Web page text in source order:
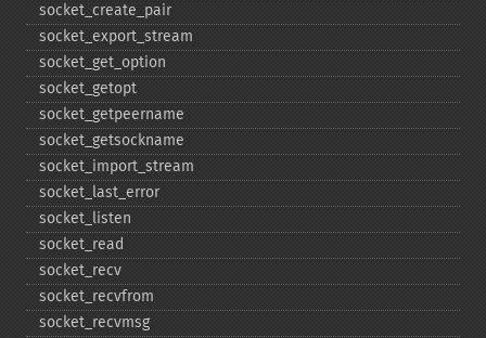
socket_​create_​pair
socket_​export_​stream
socket_​get_​option
socket_​getopt
socket_​getpeername
socket_​getsockname
socket_​import_​stream
socket_​last_​error
socket_​listen
socket_​read
socket_​recv
socket_​recvfrom
socket_​recvmsg